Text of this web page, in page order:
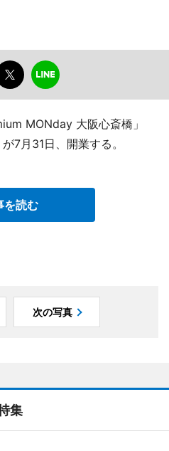
MONday 大阪心斎橋」
7月31日、開業する。
を読む
次の写真
集